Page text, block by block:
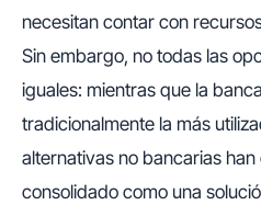
necesitan contar con
Sin embargo, no todas las
iguales: mientras que la
tradicionalmente la más
alternativas no bancarias
consolidado como una